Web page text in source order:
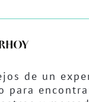
de un
para